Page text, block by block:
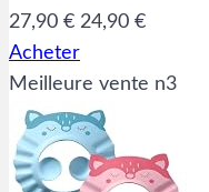
27,90 € 24,90 €
Acheter
Meilleure vente n3